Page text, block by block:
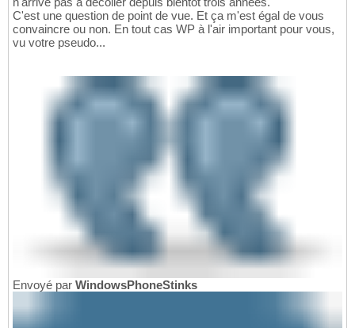
C'est une question de point de vue. Et ça m'est égal de vous
convaincre ou non. En tout cas WP à l'air important pour vous,
vu votre pseudo...
Envoyé par WindowsPhoneStinks